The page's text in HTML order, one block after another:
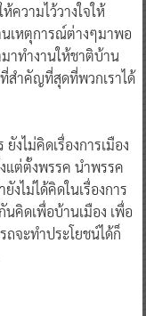
วามไว้วางใจให้
นเหตุการณ์ต่างๆมาพอ
าทำงานให้ชาติบ้าน
สำคัญที่สุดที่พวกเราได้
ไม่คิดเรื่องการเมือง
แต่ตั้งพรรค นำพรรค
งไม่ได้คิดในเรื่องการ
คิดเพื่อบ้านเมือง เพื่อ
ถจะทำประโยชน์ได้ก็